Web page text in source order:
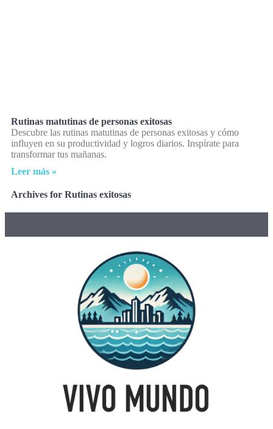
Rutinas matutinas de personas exitosas
Descubre las rutinas matutinas de personas exitosas y cómo
influyen en su productividad y logros diarios. Inspírate para
transformar tus mañanas.
Leer más »
Archives for Rutinas exitosas